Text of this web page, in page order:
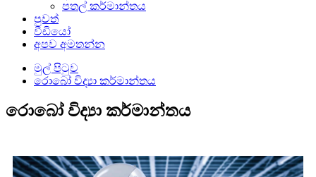
පතල් කර්මාන්තය
පුවත්
වීඩියෝ
අපව අමතන්න
මුල් පිටුව
රොබෝ විද්‍යා කර්මාන්තය
රොබෝ විද්‍යා කර්මාන්තය